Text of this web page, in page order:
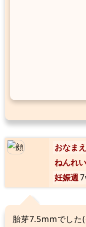
おなまえ
ねんれい
妊娠週
胎芽7.5mmでした